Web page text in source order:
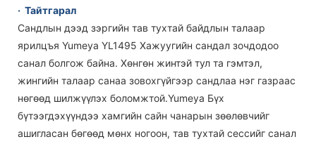
· Тайтгарал
Сандлын дээд зэргийн тав тухтай байдлын талаар
ярилцъя Yumeya YL1495 Хажуугийн сандал зочдодоо
санал болгож байна. Хөнгөн жинтэй тул та гэмтэл,
жингийн талаар санаа зовохгүйгээр сандлаа нэг газраас
нөгөөд шилжүүлэх боломжтой.Yumeya Бүх
бүтээгдэхүүндээ хамгийн сайн чанарын зөөлөвчийг
ашигласан бөгөөд мөнх ногоон, тав тухтай сессийг санал